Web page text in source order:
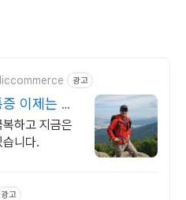
광고
이제는 극
하고 지금은
니다.
광고